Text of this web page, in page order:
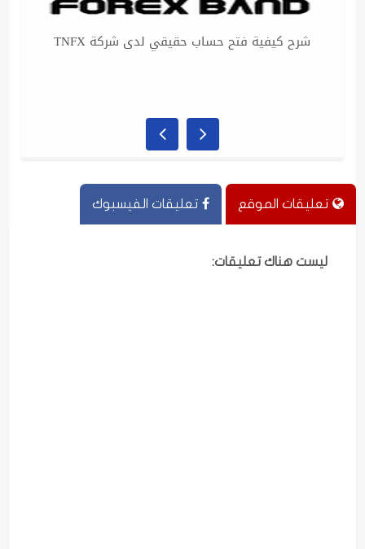
كل شخص من عدنه عنده أحلام واهداف يسعى
تعليقات الموقع تعليقات الفيسبوك
ليست هناك تعليقات: